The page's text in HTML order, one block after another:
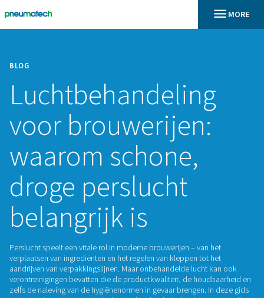
BLOG
voor brouwerijen:
waarom schone,
droge perslucht
belangrijk is